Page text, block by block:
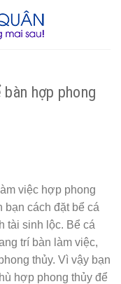
hợp phong
việc hợp phong
cách đặt bể cá
tài sinh lộc. Bể cá
trí bàn làm việc,
thủy. Vì vậy bạn
hợp phong thủy để